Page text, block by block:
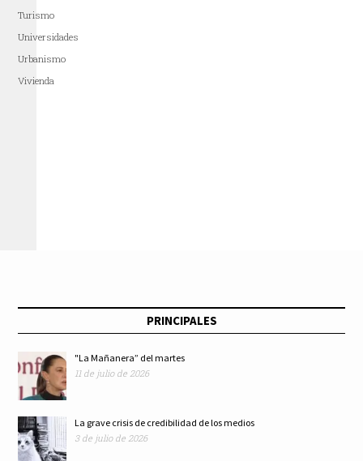
Turismo
Universidades
Urbanismo
Vivienda
PRINCIPALES
"La Mañanera” del martes
11 de julio de 2026
La grave crisis de credibilidad de los medios
3 de julio de 2026